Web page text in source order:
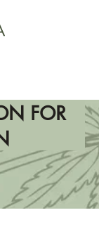
FOR